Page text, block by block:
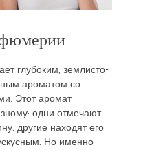
глубоким, землисто-
ароматом со
Этот аромат
одни отмечают
другие находят его
Но именно